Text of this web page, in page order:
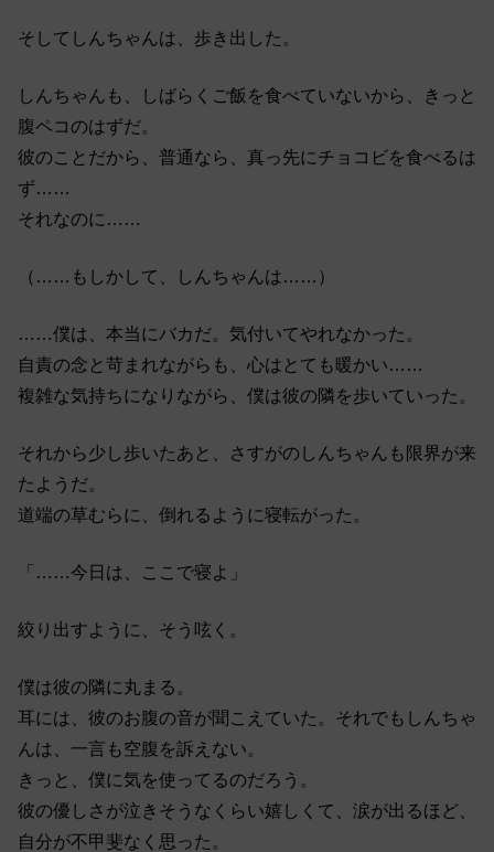
そしてしんちゃんは、歩き出した。
しんちゃんも、しばらくご飯を食べていないから、きっと
腹ペコのはずだ。
彼のことだから、普通なら、真っ先にチョコビを食べるは
ず……
それなのに……
（……もしかして、しんちゃんは……）
……僕は、本当にバカだ。気付いてやれなかった。
自責の念と苛まれながらも、心はとても暖かい……
複雑な気持ちになりながら、僕は彼の隣を歩いていった。
それから少し歩いたあと、さすがのしんちゃんも限界が来
たようだ。
道端の草むらに、倒れるように寝転がった。
「……今日は、ここで寝よ」
絞り出すように、そう呟く。
僕は彼の隣に丸まる。
耳には、彼のお腹の音が聞こえていた。それでもしんちゃ
んは、一言も空腹を訴えない。
きっと、僕に気を使ってるのだろう。
彼の優しさが泣きそうなくらい嬉しくて、涙が出るほど、
自分が不甲斐なく思った。